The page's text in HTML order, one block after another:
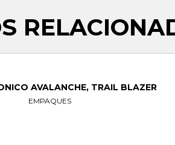
AVALANCHE, TRAIL BLAZER
EMPAQUES